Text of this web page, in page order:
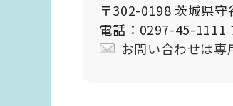
〒302-0198 茨城県
電話：0297-45-1111
お問い合わせは専